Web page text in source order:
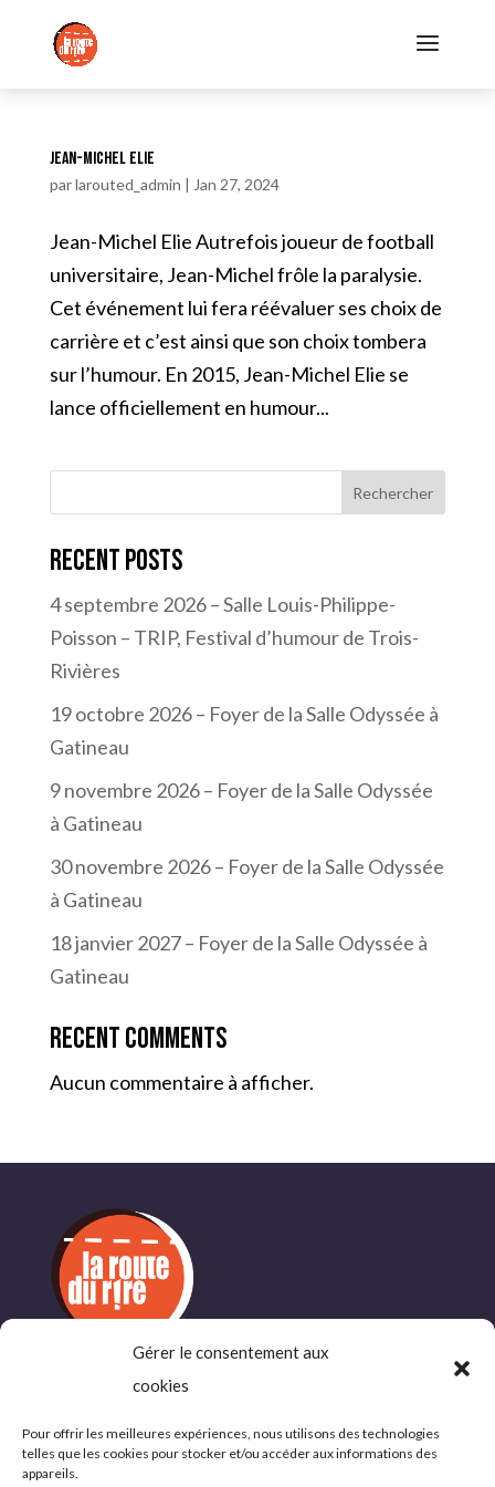
Gérer le consentement aux
cookies
Pour offrir les meilleures expériences, nous utilisons des technologies
telles que les cookies pour stocker et/ou accéder aux informations des
appareils.
Jean-Michel Elie
parlarouted_admin | Jan 27, 2024
Jean-Michel Elie Autrefois joueur de football
universitaire, Jean-Michel frôle la paralysie.
Cet événement lui fera réévaluer ses choix de
carrière et c’est ainsi que son choix tombera
sur l’humour. En 2015, Jean-Michel Elie se
lance officiellement en humour...
Rechercher
Recent Posts
4 septembre 2026 – Salle Louis-Philippe-
Poisson – TRIP, Festival d’humour de Trois-
Rivières
19 octobre 2026 – Foyer de la Salle Odyssée à
Gatineau
9 novembre 2026 – Foyer de la Salle Odyssée
à Gatineau
30 novembre 2026 – Foyer de la Salle Odyssée
à Gatineau
18 janvier 2027 – Foyer de la Salle Odyssée à
Gatineau
Recent Comments
Aucun commentaire à afficher.
INFORMATIONS
COMPLÉMENTAIRES
Politique de confidentialité